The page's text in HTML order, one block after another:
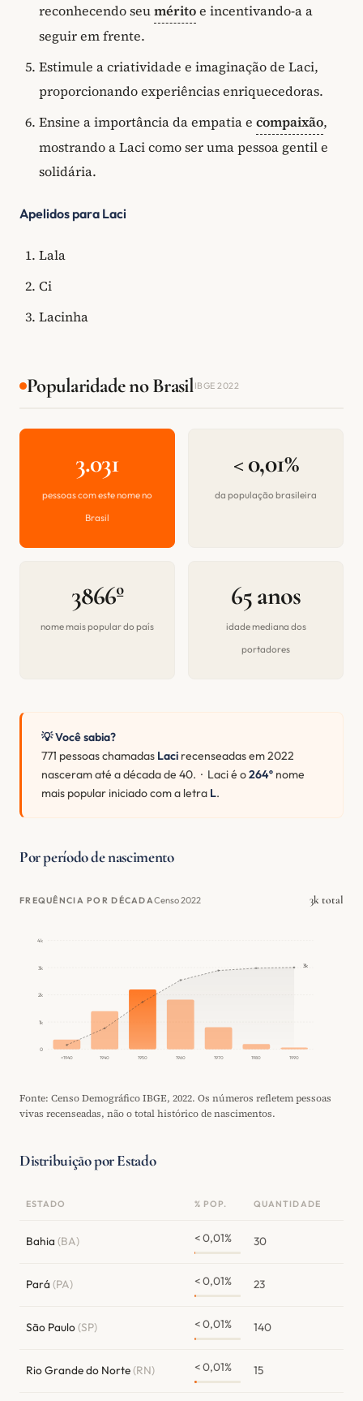
reconhecendo seuméritoe incentivando-a a
seguir em frente.
Estimule a criatividade e imaginação de Laci,
proporcionando experiências enriquecedoras.
Ensine a importância da empatia e compaixão,
mostrando a Laci como ser uma pessoa gentil e
solidária.
Apelidos para Laci
Lala
Ci
Lacinha
Popularidade no BrasilIBGE 2022
3.031
pessoas com este nome no
Brasil
< 0,01%
da população brasileira
3866º
nome mais popular do país
65 anos
idade mediana dos
portadores
💡 Você sabia?
771 pessoas chamadas Laci recenseadas em 2022
nasceram até a década de 40. · Laci é o264º nome
mais popular iniciado com a letra L.
Por período de nascimento
FREQUÊNCIA POR DÉCADACenso 2022 3k total
0
1k
2k
3k
4k
<1940 1940 1950 1960 1970 1980 1990
3k
Fonte: Censo Demográfico IBGE, 2022. Os números refletem pessoas
vivas recenseadas, não o total histórico de nascimentos.
Distribuição por Estado
ESTADO % POP. QUANTIDADE
Bahia (BA) < 0,01% 30
Pará (PA) < 0,01% 23
São Paulo(SP) < 0,01% 140
Rio Grande do Norte(RN) < 0,01% 15